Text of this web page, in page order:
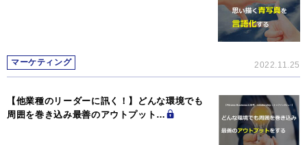
マーケティング 2022.11.25
【他業種のリーダーに訊く！】どんな環境でも
周囲を巻き込み最善のアウトプット…